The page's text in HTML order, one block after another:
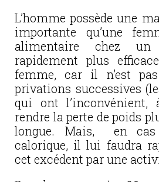
L’homme possède une
importante qu’une
alimentaire chez un
rapidement plus
femme, car il n’est
privations successives
qui ont l’inconvénient,
rendre la perte de poids
longue. Mais, en cas
calorique, il lui faudra
cet excédent par une